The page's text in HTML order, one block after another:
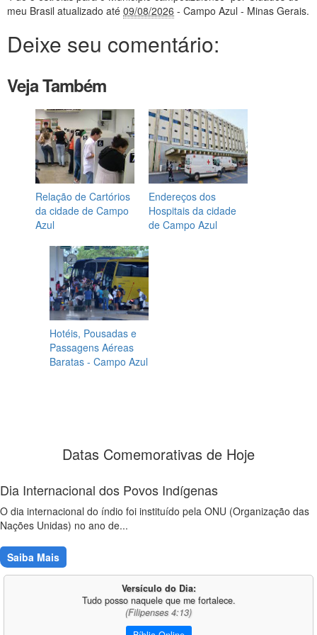
meu Brasil atualizado até 09/08/2026 - Campo Azul - Minas Gerais.
Deixe seu comentário:
Veja Também
Relação de Cartórios
da cidade de Campo
Azul
Endereços dos
Hospitais da cidade
de Campo Azul
Hotéis, Pousadas e
Passagens Aéreas
Baratas - Campo Azul
Datas Comemorativas de Hoje
Dia Internacional dos Povos Indígenas
O dia internacional do índio foi instituído pela ONU (Organização das
Nações Unidas) no ano de...
Saiba Mais
Versículo do Dia:
Tudo posso naquele que me fortalece.
(Filipenses 4:13)